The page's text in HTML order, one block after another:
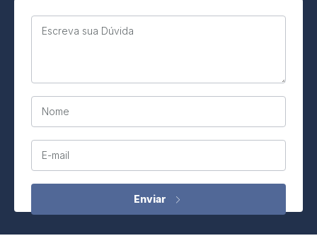
Escreva sua Dúvida
Nome
E-mail